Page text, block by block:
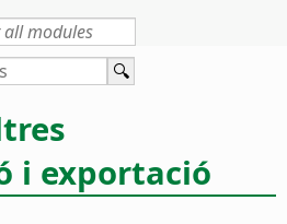
i exportació